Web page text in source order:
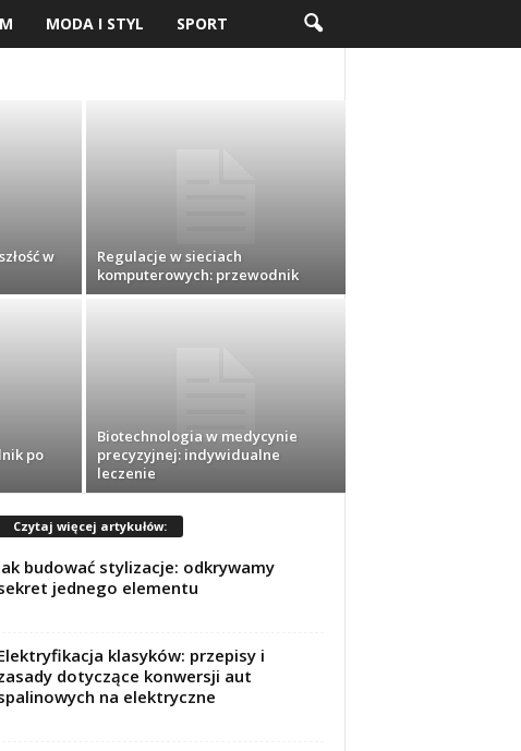
MODA I STYL SPORT
w
Regulacje w sieciach
komputerowych: przewodnik
po
Biotechnologia w medycynie
precyzyjnej: indywidualne
leczenie
Czytaj więcej artykułów:
budować stylizacje: odkrywamy
jednego elementu
klasyków: przepisy i
dotyczące konwersji aut
na elektryczne